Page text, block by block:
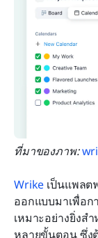
ที่มาของภาพ:
Wrike เป็นแพลต
ออกแบบมาเพื่อก
เหมาะอย่างยิ่ง
หลายขั้นตอน ซึ่ง